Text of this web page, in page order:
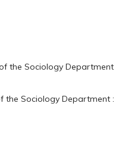
the Sociology Department
the Sociology Department :